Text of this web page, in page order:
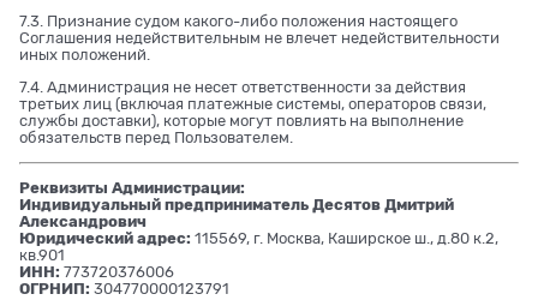
7.3. Признание судом какого-либо положения настоящего
Соглашения недействительным не влечет недействительности
иных положений.
7.4. Администрация не несет ответственности за действия
третьих лиц (включая платежные системы, операторов связи,
службы доставки), которые могут повлиять на выполнение
обязательств перед Пользователем.
Реквизиты Администрации:
Индивидуальный предприниматель Десятов Дмитрий
Александрович
Юридический адрес: 115569, г. Москва, Каширское ш., д.80 к.2,
кв.901
ИНН: 773720376006
ОГРНИП: 304770000123791